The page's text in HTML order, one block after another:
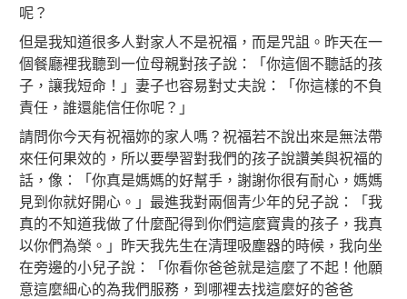
呢？
但是我知道很多人對家人不是祝福，而是咒詛。昨天在一
個餐廳裡我聽到一位母親對孩子說：「你這個不聽話的孩
子，讓我短命！」妻子也容易對丈夫說：「你這樣的不負
責任，誰還能信任你呢？」
請問你今天有祝福妳的家人嗎？祝福若不說出來是無法帶
來任何果效的，所以要學習對我們的孩子說讚美與祝福的
話，像：「你真是媽媽的好幫手，謝謝你很有耐心，媽媽
見到你就好開心。」最進我對兩個青少年的兒子說：「我
真的不知道我做了什麼配得到你們這麼寶貴的孩子，我真
以你們為榮。」昨天我先生在清理吸塵器的時候，我向坐
在旁邊的小兒子說：「你看你爸爸就是這麼了不起！他願
意這麼細心的為我們服務，到哪裡去找這麼好的爸爸